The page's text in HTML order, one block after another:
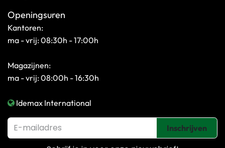
Openingsuren
Kantoren:
ma - vrij: 08:30h - 17:00h
Magazijnen:
ma - vrij: 08:00h - 16:30h
Idemax International
Inschrijven